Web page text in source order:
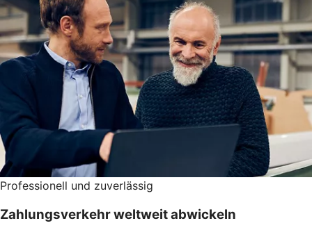
Professionell und zuverlässig
Zahlungsverkehr weltweit abwickeln